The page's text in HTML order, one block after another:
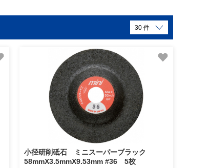
小径研削砥石 ミニスーパーブラック
58mmX3.5mmX9.53mm #36 5枚